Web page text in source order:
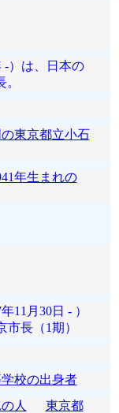
-）は、日本の
東京都立小石
年生まれの
11月30日 - ）
長（1期）
校の出身者
人
東京都